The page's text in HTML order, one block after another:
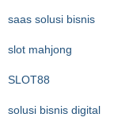
saas solusi bisnis
slot mahjong
SLOT88
solusi bisnis digital